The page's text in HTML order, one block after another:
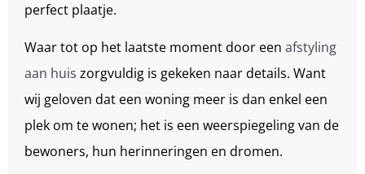
perfect plaatje.
Waar tot op het laatste moment door een afstyling
aan huis zorgvuldig is gekeken naar details. Want
wij geloven dat een woning meer is dan enkel een
plek om te wonen; het is een weerspiegeling van de
bewoners, hun herinneringen en dromen.